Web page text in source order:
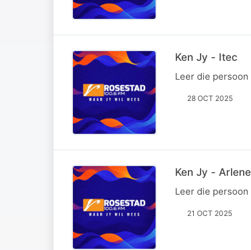
Ken Jy - Itec
Leer die
28 OCT 2025
Ken Jy -
Leer die
21 OCT 2025